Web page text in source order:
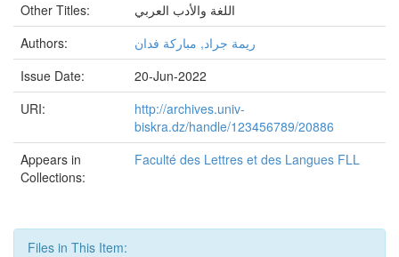
Other Titles:
اللغة والأدب العربي
Authors:
ريمة جراد, مباركة فدان
Issue Date:
20-Jun-2022
URI:
http://archives.univ-
biskra.dz/handle/123456789/20886
Appears in
Collections:
Faculté des Lettres et des Langues FLL
Files in This Item: